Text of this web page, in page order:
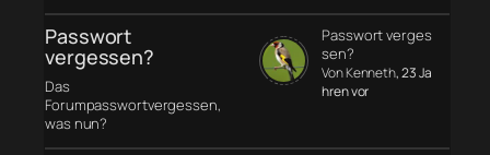
Passwort
vergessen?
Das
Forumpasswortvergessen,
was nun?
Passwort verges
sen?
Von Kenneth, 23 Ja
hren vor